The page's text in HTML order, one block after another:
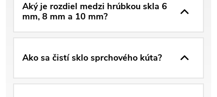
Aký je rozdiel medzi hrúbkou skla 6
mm, 8 mm a 10 mm?
Ako sa čistí sklo sprchového kúta?